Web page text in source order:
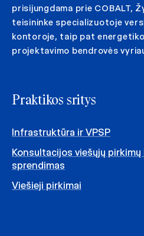
prisijungdama prie COBALT,
teisininke specializuotoje
kontoroje, taip pat
projektavimo bendrovės
Praktikos sritys
Infrastruktūra ir VPSP
Konsultacijos viešųjų
sprendimas
Viešieji pirkimai